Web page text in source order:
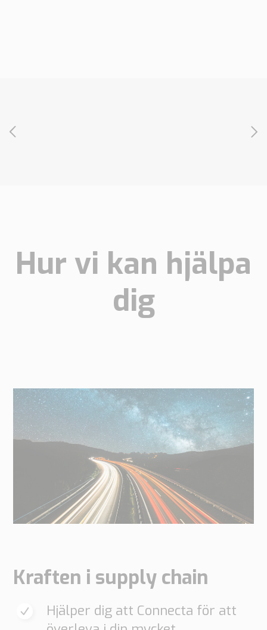
Hur vi kan hjälpa
dig
Kraften i supply chain
Hjälper dig att Connecta för att